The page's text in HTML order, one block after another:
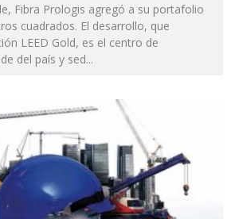
Fibra Prologis agregó a su portafolio
cuadrados. El desarrollo, que
LEED Gold, es el centro de
del país y sed...